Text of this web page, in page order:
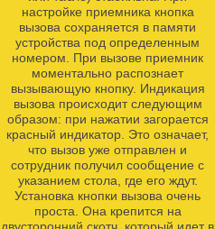
настройке приемника кнопка
вызова сохраняется в памяти
устройства под определенным
номером. При вызове приемник
моментально распознает
вызывающую кнопку. Индикация
вызова происходит следующим
образом: при нажатии загорается
красный индикатор. Это означает,
что вызов уже отправлен и
сотрудник получил сообщение с
указанием стола, где его ждут.
Установка кнопки вызова очень
проста. Она крепится на